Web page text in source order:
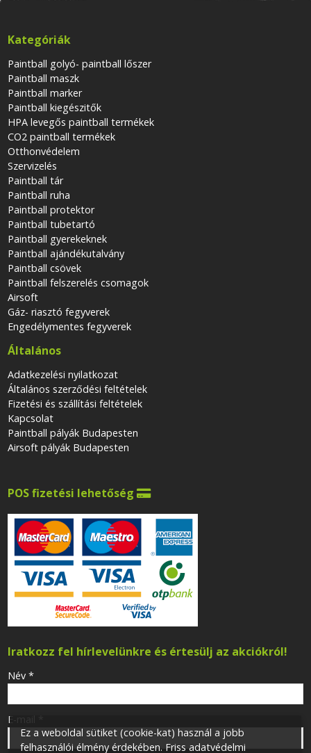
Kategóriák
Paintball golyó- paintball lőszer
Paintball maszk
Paintball marker
Paintball kiegészitők
HPA levegős paintball termékek
CO2 paintball termékek
Otthonvédelem
Szervizelés
Paintball tár
Paintball ruha
Paintball protektor
Paintball tubetartó
Paintball gyerekeknek
Paintball ajándékutalvány
Paintball csövek
Paintball felszerelés csomagok
Airsoft
Gáz- riasztó fegyverek
Engedélymentes fegyverek
Általános
Adatkezelési nyilatkozat
Általános szerződési feltételek
Fizetési és szállítási feltételek
Kapcsolat
Paintball pályák Budapesten
Airsoft pályák Budapesten
POS fizetési lehetőség 
Iratkozz fel hírlevelünkre és értesülj az akciókról!
-
-
Név *
E-mail
Ez a weboldal sütiket (cookie-kat) használ a jobb
felhasználói élmény érdekében. Friss adatvédelmi